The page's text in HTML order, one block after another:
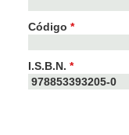
Código *
I.S.B.N. *